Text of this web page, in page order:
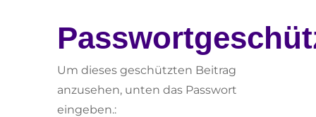
Um dieses geschützten Beitrag
anzusehen, unten das Passwort
eingeben.: